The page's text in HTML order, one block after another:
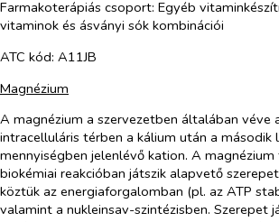
Farmakoterápiás csoport: Egyéb
vitaminok és ásványi sók kombinációi
ATC kód: A11JB
Magnézium
A magnézium a szervezetben általában véve
intracelluláris térben a kálium után a második
mennyiségben jelenlévő kation. A
biokémiai reakcióban játszik alapvető
köztük az energiaforgalomban (pl. az ATP
valamint a nukleinsav-szintézisben. Szerepet